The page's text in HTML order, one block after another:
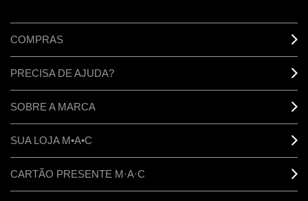
COMPRAS
PRECISA DE AJUDA?
SOBRE A MARCA
SUA LOJA M•A•C
CARTÃO PRESENTE M·A·C